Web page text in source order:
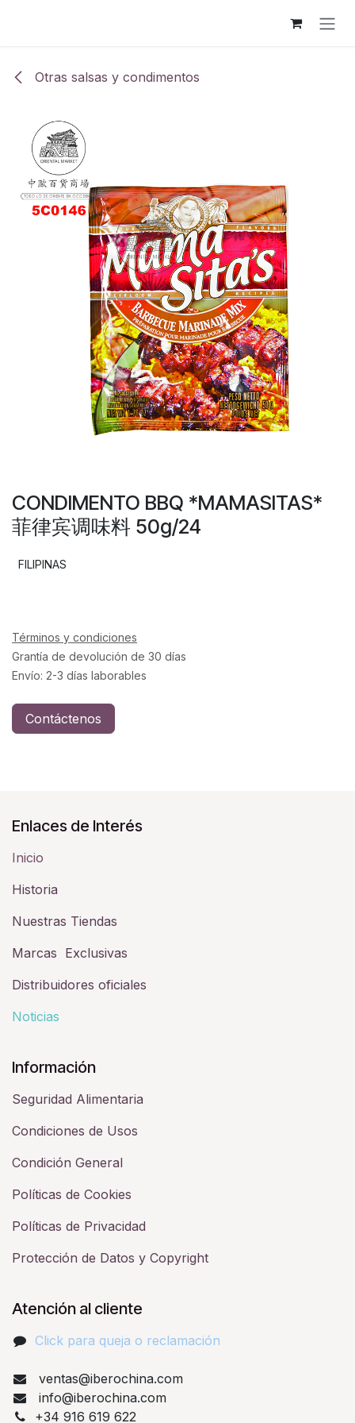
Otras salsas y condimentos
CONDIMENTO BBQ *MAMASITAS*
菲律宾调味料 50g/24
FILIPINAS
Términos y condiciones
Grantía de devolución de 30 días
Envío: 2-3 días laborables
Contáctenos
Enlaces de Interés
Inicio
Historia​
Nuestras Tiendas
Marcas Exclusivas
Distribuidores oficiales
Noticias
Información
Seguridad Alimentaria
Condiciones de Usos
Condición General
Políticas de Cookies
Políticas de Privacidad
Protección de Datos y Copyright
Atención al cliente
Click para queja o reclamación​
ventas@iberochina.com
info@iberochina.com
+34 916 619 622